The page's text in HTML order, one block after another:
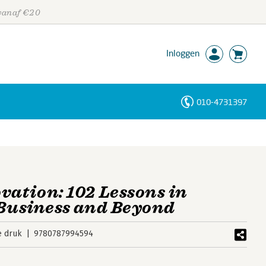
€20
Inloggen
010-4731397
102 Lessons in
and Beyond
druk 9780787994594
Personen